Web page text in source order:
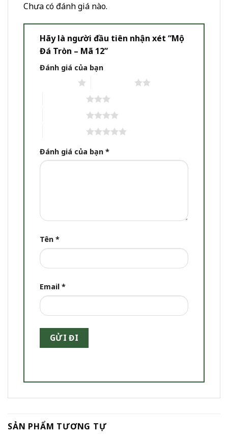
Chưa có đánh giá nào.
Hãy là người đầu tiên nhận xét “Mộ
Đá Tròn – Mã 12”
Đánh giá của bạn
Đánh giá của bạn *
Tên *
Email *
SẢN PHẨM TƯƠNG TỰ